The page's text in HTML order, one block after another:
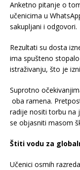
Anketno pitanje o
učenicima u
sakupljani i odgovori.
Rezultati su dosta
ima spušteno
istraživanju, što je
Suprotno
oba ramena.
radije nositi torbu na
se objasniti masom
Štiti vodu za
Učenici osmih